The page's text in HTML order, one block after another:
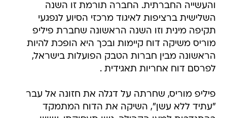
והעשייה החברתית. החברה תורמת זו השנה
השלישית ברציפות לאיגוד מרכזי הסיוע לנפגעי
תקיפה מינית וזו השנה הראשונה שחברת פיליפ
מוריס משיקה דוח קיימות ובכך היא הופכת להיות
הראשונה מבין חברות הטבק הפועלות בישראל,
לפרסם דוח אחריות תאגידית .
פיליפ מוריס, שחרתה על דגלה את חזונה אל עבר
"עתיד ללא עשן", השיקה את הדוח המתמקד